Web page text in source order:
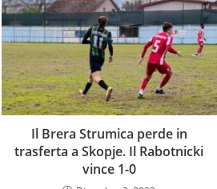
Il Brera Strumica perde in
trasferta a Skopje. Il Rabotnicki
vince 1-0